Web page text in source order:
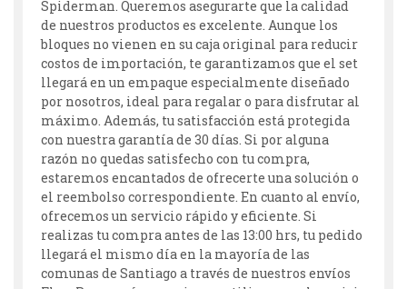
Spiderman. Queremos asegurarte que la calidad
de nuestros productos es excelente. Aunque los
bloques no vienen en su caja original para reducir
costos de importación, te garantizamos que el set
llegará en un empaque especialmente diseñado
por nosotros, ideal para regalar o para disfrutar al
máximo. Además, tu satisfacción está protegida
con nuestra garantía de 30 días. Si por alguna
razón no quedas satisfecho con tu compra,
estaremos encantados de ofrecerte una solución o
el reembolso correspondiente. En cuanto al envío,
ofrecemos un servicio rápido y eficiente. Si
realizas tu compra antes de las 13:00 hrs, tu pedido
llegará el mismo día en la mayoría de las
comunas de Santiago a través de nuestros envíos